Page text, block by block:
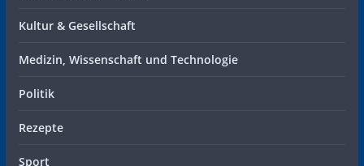
Kultur & Gesellschaft
Medizin, Wissenschaft und Technologie
Politik
Rezepte
Sport